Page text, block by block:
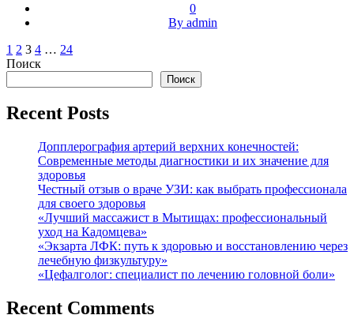
0
By admin
Пагинация
записей
1 2 3 4 … 24
Поиск
Поиск
Recent Posts
Допплерография артерий верхних конечностей:
Современные методы диагностики и их значение для
здоровья
Честный отзыв о враче УЗИ: как выбрать профессионала
для своего здоровья
«Лучший массажист в Мытищах: профессиональный
уход на Кадомцева»
«Экзарта ЛФК: путь к здоровью и восстановлению через
лечебную физкультуру»
«Цефалголог: специалист по лечению головной боли»
Recent Comments